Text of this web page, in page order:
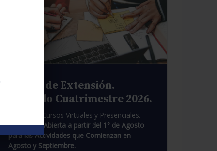
Cursos de Extensión.
Segundo Cuatrimestre 2026.
Pasantías. Cursos Virtuales y Presenciales.
Inscripción Abierta a partir del 1° de Agosto
para las Actividades que Comienzan en
Agosto y Septiembre.